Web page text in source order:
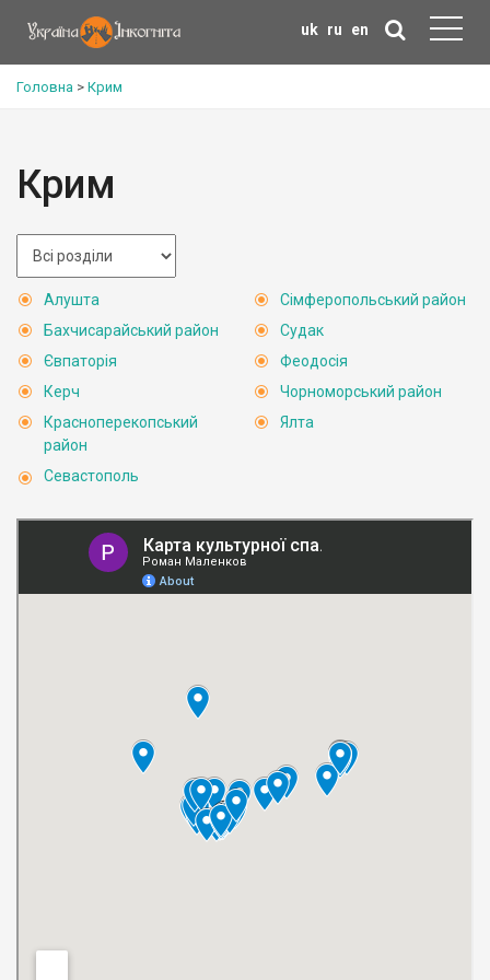
uk ru en
Головна > Крим
Крим
Алушта
Бахчисарайський район
Євпаторія
Керч
Красноперекопський
район
Севастополь
Сімферопольський район
Судак
Феодосія
Чорноморський район
Ялта